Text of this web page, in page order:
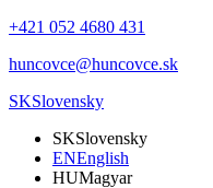
+421 052 4680 431
huncovce@huncovce.sk
SKSlovensky
SKSlovensky
ENEnglish
HUMagyar